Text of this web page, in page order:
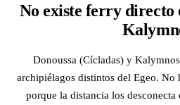
No existe ferry directo
Donoussa (Cícladas) y
archipiélagos distintos del Egeo.
porque la distancia los